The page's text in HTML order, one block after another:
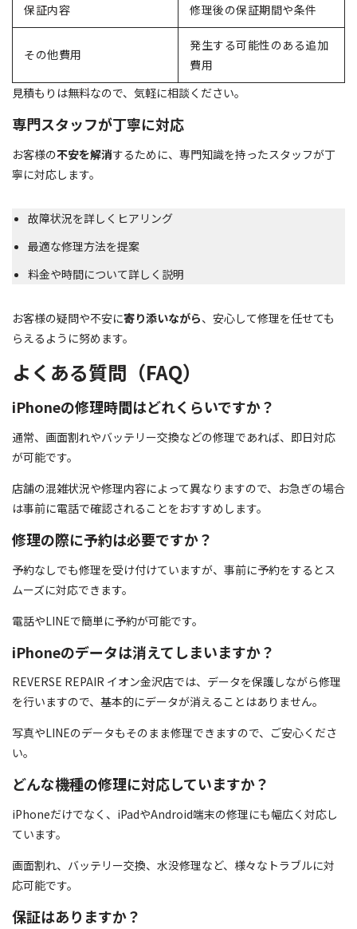
保証内容 修理後の保証期間や条件
その他費用
発生する可能性のある追加
費用
見積もりは無料なので、気軽に相談ください。
専門スタッフが丁寧に対応
お客様の不安を解消するために、専門知識を持ったスタッフが丁
寧に対応します。
故障状況を詳しくヒアリング
最適な修理方法を提案
料金や時間について詳しく説明
お客様の疑問や不安に寄り添いながら、安心して修理を任せても
らえるように努めます。
よくある質問（FAQ）
iPhoneの修理時間はどれくらいですか？
通常、画面割れやバッテリー交換などの修理であれば、即日対応
が可能です。
店舗の混雑状況や修理内容によって異なりますので、お急ぎの場合
は事前に電話で確認されることをおすすめします。
修理の際に予約は必要ですか？
予約なしでも修理を受け付けていますが、事前に予約をするとス
ムーズに対応できます。
電話やLINEで簡単に予約が可能です。
iPhoneのデータは消えてしまいますか？
REVERSE REPAIR イオン金沢店では、データを保護しながら修理
を行いますので、基本的にデータが消えることはありません。
写真やLINEのデータもそのまま修理できますので、ご安心くださ
い。
どんな機種の修理に対応していますか？
iPhoneだけでなく、iPadやAndroid端末の修理にも幅広く対応し
ています。
画面割れ、バッテリー交換、水没修理など、様々なトラブルに対
応可能です。
保証はありますか？